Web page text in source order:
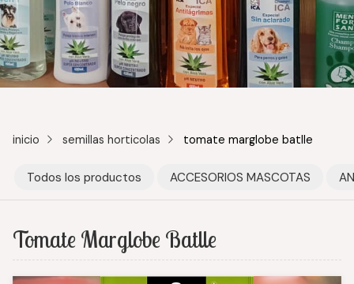
inicio semillas horticolas tomate marglobe batlle
Todos los productos ACCESORIOS MASCOTAS
Tomate Marglobe Batlle